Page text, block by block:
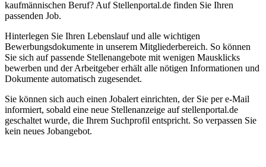
kaufmännischen Beruf? Auf Stellenportal.de finden Sie Ihren
passenden Job.
Hinterlegen Sie Ihren Lebenslauf und alle wichtigen
Bewerbungsdokumente in unserem Mitgliederbereich. So können
Sie sich auf passende Stellenangebote mit wenigen Mausklicks
bewerben und der Arbeitgeber erhält alle nötigen Informationen und
Dokumente automatisch zugesendet.
Sie können sich auch einen Jobalert einrichten, der Sie per e-Mail
informiert, sobald eine neue Stellenanzeige auf stellenportal.de
geschaltet wurde, die Ihrem Suchprofil entspricht. So verpassen Sie
kein neues Jobangebot.